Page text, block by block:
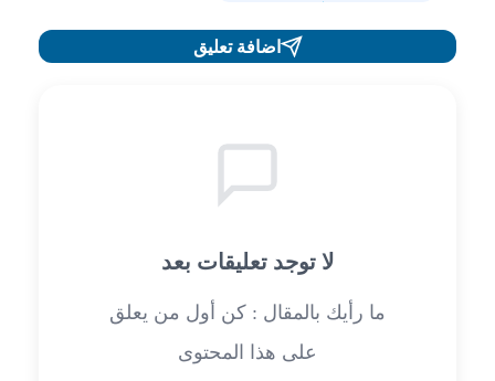
اضافة تعليق
لا توجد تعليقات بعد
ما رأيك بالمقال : كن أول من يعلق
على هذا المحتوى